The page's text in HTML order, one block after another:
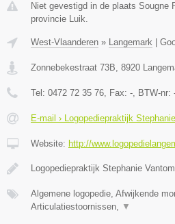
Niet gevestigd in de plaats Sougne
provincie Luik.
West-Vlaanderen » Langemark
Zonnebekestraat 73B, 8920
Tel: 0472 72 35 76, Fax: -, BTW-nr:
E-mail › Logopediepraktijk
Website: http://
Logopediepraktijk Stephanie
Algemene logopedie, Afwijkende
Articulatiestoornissen, ▼